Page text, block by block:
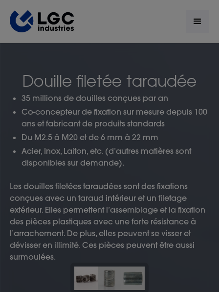
Douille filetée taraudée
35 millions de douilles conçues par an
Co-concepteur de fixation sur mesure depuis 100
ans et fabricant de produits standards
Du M2.5 à M20 et de 6 mm à 22 mm
Acier, Inox, Laiton, etc. (d’autres matières sont
disponibles sur demande).
Les douilles filetées taraudées sont des fixations
conçues avec un taraud intérieur et un filetage
extérieur. Elles permettent l’assemblage et la fixation
des pièces plastiques avec une forte résistance à
l’arrachement. De plus, elles peuvent se visser et
dévisser en illimité. Ces pièces peuvent être aussi
surmoulées.